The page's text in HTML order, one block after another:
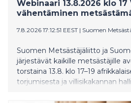
Webinaari 13.8.2026 klo
vähentäminen
7.8.2026 17:12:51 EEST | Suomen
Suomen Metsästäjäliitto ja
järjestävät kaikille metsästäjille
torstaina 13.8. klo 17–19
torjumisesta ja villisikakannan